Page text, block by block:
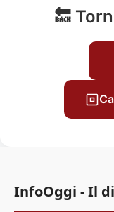
🔙
InfoOggi - Il